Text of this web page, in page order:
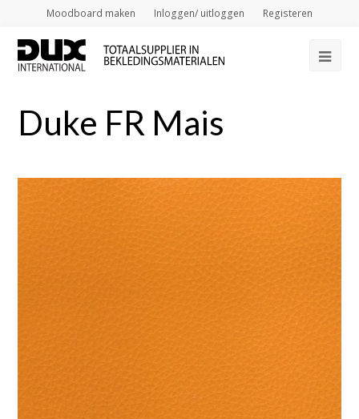
Moodboard maken Inloggen/ uitloggen Registeren
Duke FR Mais